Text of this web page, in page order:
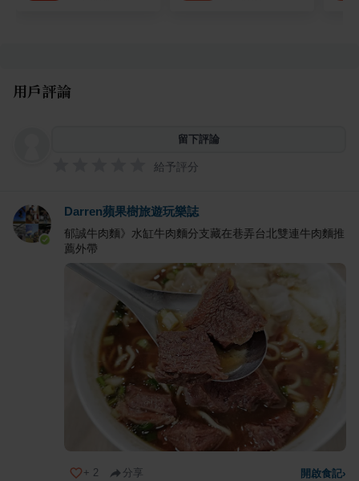
用戶評論
留下評論
給予評分
Darren蘋果樹旅遊玩樂誌
郁誠牛肉麵》水缸牛肉麵分支藏在巷弄台北雙連牛肉麵推
薦外帶
+ 2 分享 開啟食記›